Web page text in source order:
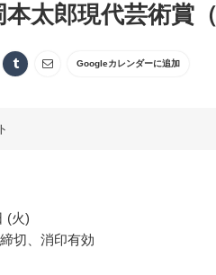
太郎現代芸術賞（
Googleカレンダーに追加
(火)
切、消印有効